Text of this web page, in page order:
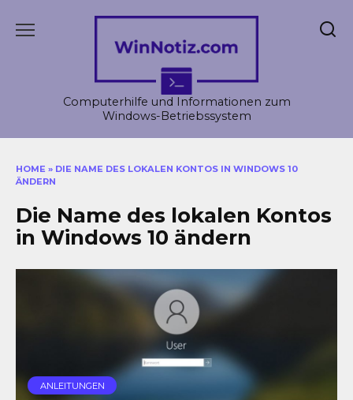
Computerhilfe und Informationen zum
Windows-Betriebssystem
HOME » DIE NAME DES LOKALEN KONTOS IN WINDOWS 10
ÄNDERN
Die Name des lokalen Kontos
in Windows 10 ändern
ANLEITUNGEN